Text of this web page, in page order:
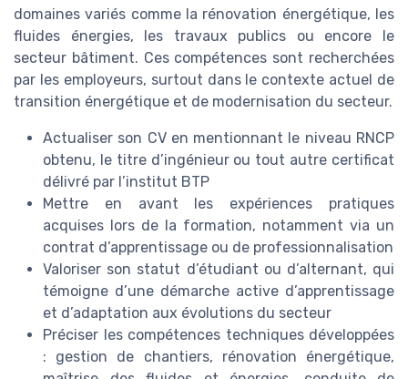
domaines variés comme la rénovation énergétique, les
fluides énergies, les travaux publics ou encore le
secteur bâtiment. Ces compétences sont recherchées
par les employeurs, surtout dans le contexte actuel de
transition énergétique et de modernisation du secteur.
Actualiser son CV en mentionnant le niveau RNCP
obtenu, le titre d’ingénieur ou tout autre certificat
délivré par l’institut BTP
Mettre en avant les expériences pratiques
acquises lors de la formation, notamment via un
contrat d’apprentissage ou de professionnalisation
Valoriser son statut d’étudiant ou d’alternant, qui
témoigne d’une démarche active d’apprentissage
et d’adaptation aux évolutions du secteur
Préciser les compétences techniques développées
: gestion de chantiers, rénovation énergétique,